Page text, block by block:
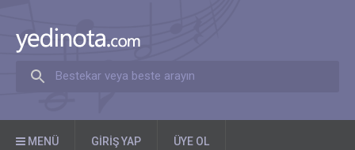
Bestekar veya beste arayın
MENÜ GIRIŞ YAP ÜYE OL